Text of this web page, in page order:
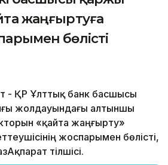
жаңғыртуға
бөлісті
- ҚР Ұлттық банк басшысы
жолдауындағы алтыншы
«қайта жаңғырту»
жоспарымен бөлісті,
тілшісі.